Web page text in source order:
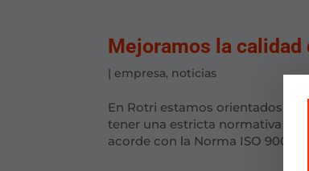
Mejoramos la
| empresa, noticias
En Rotri estamos orientados a
tener una estricta normativa de
acorde con la Norma ISO